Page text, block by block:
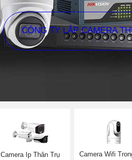
CÔNG TY LẮP CAMERA
Camera Ip Thân Trụ
Camera Wifi